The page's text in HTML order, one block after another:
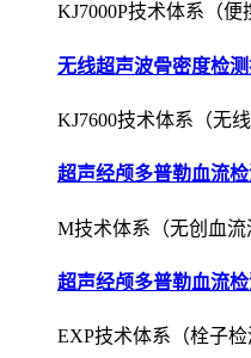
KJ7000P技术体系（便
无线超声波骨密度检
KJ7600技术体系（无线
超声经颅多普勒血流
M技术体系（无创血流
超声经颅多普勒血流
EXP技术体系（栓子检